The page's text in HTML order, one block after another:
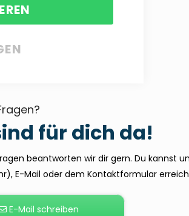
für dich da!
beantworten wir dir gern. Du kannst
E-Mail oder dem Kontaktformular
E-Mail schreiben